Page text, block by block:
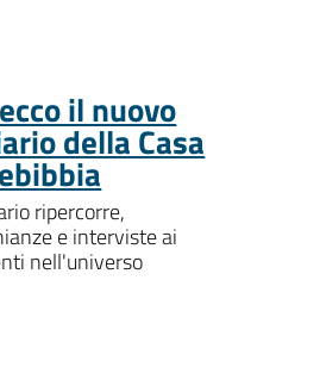
il nuovo
della Casa
ripercorre,
e interviste ai
nell'universo